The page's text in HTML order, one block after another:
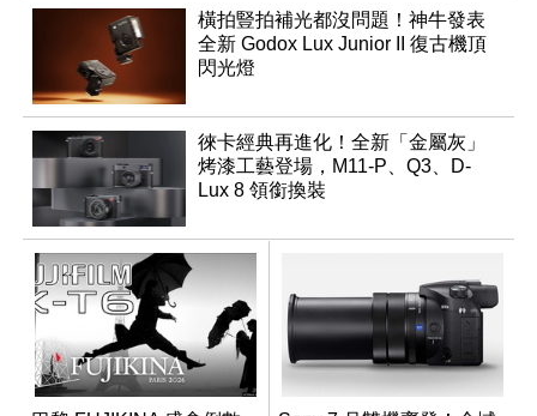
橫拍豎拍補光都沒問題！神牛發表
全新 Godox Lux Junior II 復古機頂
閃光燈
徠卡經典再進化！全新「金屬灰」
烤漆工藝登場，M11-P、Q3、D-
Lux 8 領銜換裝